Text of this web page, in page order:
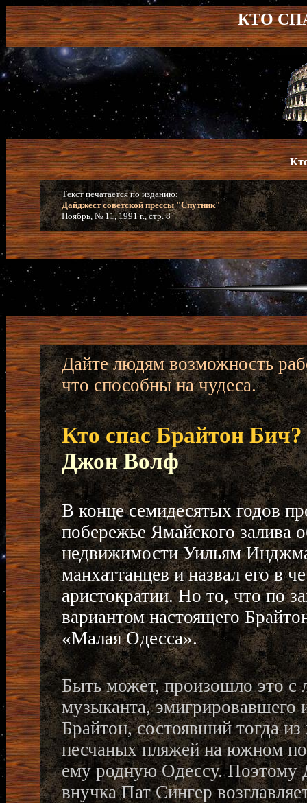
КТО
Текст печатается по изданию:
Дайджест советской прессы "Спутник"
Ноябрь, № 11, 1991 г., стр. 8
Дайте людям возможность
что способны на чудеса.
Кто спас Брайтон Бич?
Джон Волф
В конце семидесятых годов
побережье Ямайского залива
недвижимости Уильям
манхаттанцев и назвал его в
аристократии. Но то, что по
вариантом настоящего
«Малая Одесса».
Быть может, произошло это с
музыканта, эмигрировавшего
Брайтон, состоявший тогда
песчаных пляжей на южном
ему родную Одессу. Поэтому
внучка Пат Сингер